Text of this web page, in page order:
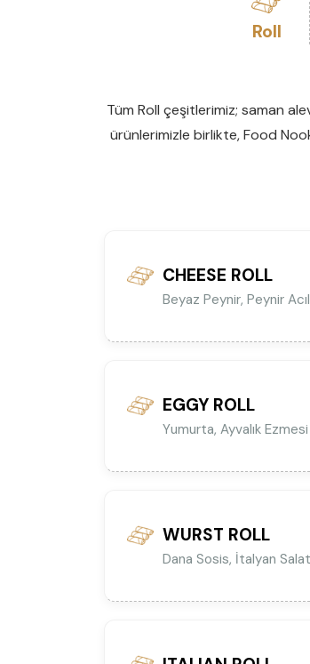
Roll
Tüm Roll çeşitlerimiz; saman
ürünlerimizle birlikte, Food
CHEESE ROLL
Beyaz Peynir, Peynir
EGGY ROLL
Yumurta, Ayvalık Ezmesi
WURST ROLL
Dana Sosis, İtalyan